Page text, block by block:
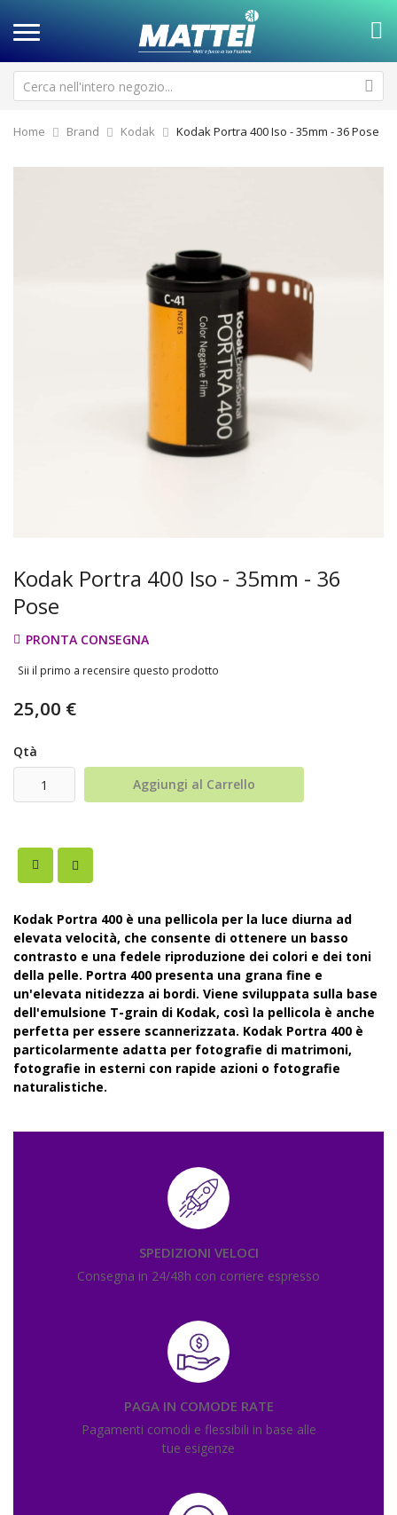
Home Brand Kodak Kodak Portra 400 Iso - 35mm - 36 Pose
Kodak Portra 400 Iso - 35mm - 36
Pose
PRONTA CONSEGNA
Sii il primo a recensire questo prodotto
25,00 €
Qtà
Aggiungi al Carrello
Kodak Portra 400 è una pellicola per la luce diurna ad
elevata velocità, che consente di ottenere un basso
contrasto e una fedele riproduzione dei colori e dei toni
della pelle. Portra 400 presenta una grana fine e
un'elevata nitidezza ai bordi. Viene sviluppata sulla base
dell'emulsione T-grain di Kodak, così la pellicola è anche
perfetta per essere scannerizzata. Kodak Portra 400 è
particolarmente adatta per fotografie di matrimoni,
fotografie in esterni con rapide azioni o fotografie
naturalistiche.
SPEDIZIONI VELOCI
Consegna in 24/48h con corriere espresso
PAGA IN COMODE RATE
Pagamenti comodi e flessibili in base alle
tue esigenze